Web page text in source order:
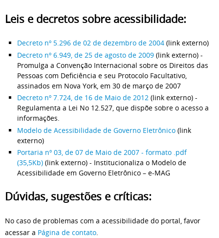
Leis e decretos sobre acessibilidade:
Decreto nº 5.296 de 02 de dezembro de 2004 (link externo)
Decreto nº 6.949, de 25 de agosto de 2009 (link externo) -
Promulga a Convenção Internacional sobre os Direitos das
Pessoas com Deficiência e seu Protocolo Facultativo,
assinados em Nova York, em 30 de março de 2007
Decreto nº 7.724, de 16 de Maio de 2012 (link externo) -
Regulamenta a Lei No 12.527, que dispõe sobre o acesso a
informações.
Modelo de Acessibilidade de Governo Eletrônico (link
externo)
Portaria nº 03, de 07 de Maio de 2007 - formato .pdf
(35,5Kb) (link externo) - Institucionaliza o Modelo de
Acessibilidade em Governo Eletrônico – e-MAG
Dúvidas, sugestões e críticas:
No caso de problemas com a acessibilidade do portal, favor
acessar a Página de contato.